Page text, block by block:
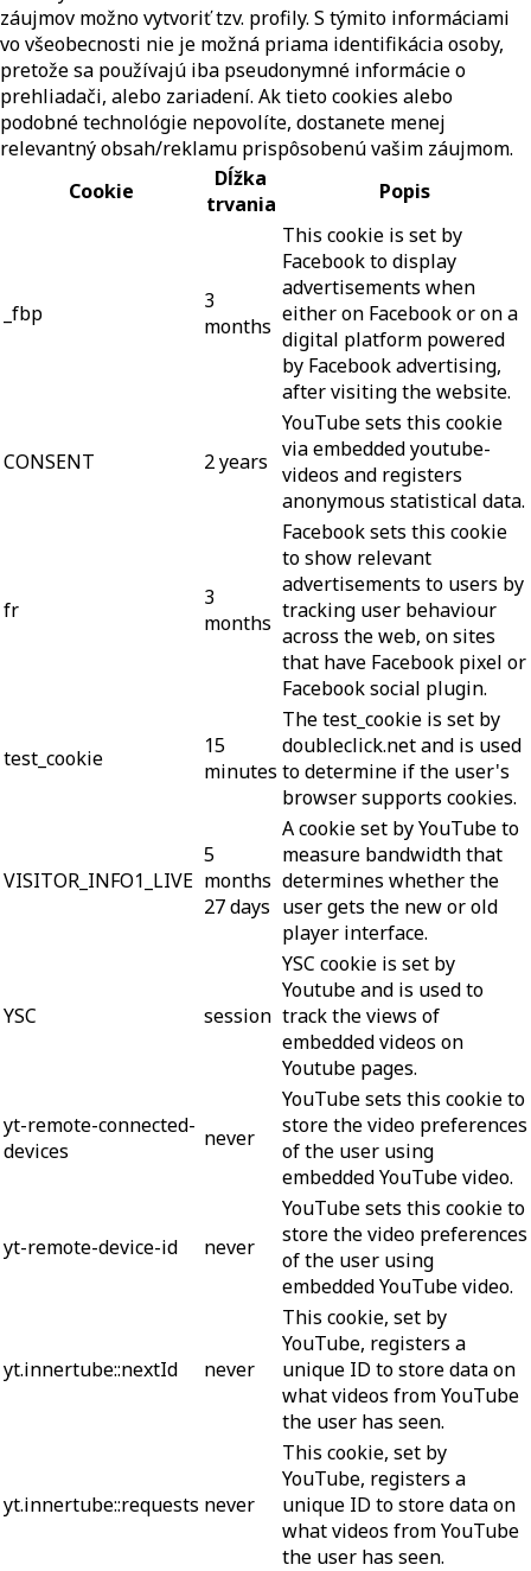
záujmov možno vytvoriť tzv. profily. S týmito informáciami
vo všeobecnosti nie je možná priama identifikácia osoby,
pretože sa používajú iba pseudonymné informácie o
prehliadači, alebo zariadení. Ak tieto cookies alebo
podobné technológie nepovolíte, dostanete menej
relevantný obsah/reklamu prispôsobenú vašim záujmom.
Cookie
Dĺžka
trvania
Popis
_fbp
3
months
This cookie is set by
Facebook to display
advertisements when
either on Facebook or on a
digital platform powered
by Facebook advertising,
after visiting the website.
CONSENT 2 years
YouTube sets this cookie
via embedded youtube-
videos and registers
anonymous statistical data.
fr
3
months
Facebook sets this cookie
to show relevant
advertisements to users by
tracking user behaviour
across the web, on sites
that have Facebook pixel or
Facebook social plugin.
test_cookie
15
minutes
The test_cookie is set by
doubleclick.net and is used
to determine if the user's
browser supports cookies.
VISITOR_INFO1_LIVE
5
months
27 days
A cookie set by YouTube to
measure bandwidth that
determines whether the
user gets the new or old
player interface.
YSC session
YSC cookie is set by
Youtube and is used to
track the views of
embedded videos on
Youtube pages.
yt-remote-connected-
devices
never
YouTube sets this cookie to
store the video preferences
of the user using
embedded YouTube video.
yt-remote-device-id never
YouTube sets this cookie to
store the video preferences
of the user using
embedded YouTube video.
yt.innertube::nextId never
This cookie, set by
YouTube, registers a
unique ID to store data on
what videos from YouTube
the user has seen.
yt.innertube::requests never
This cookie, set by
YouTube, registers a
unique ID to store data on
what videos from YouTube
the user has seen.